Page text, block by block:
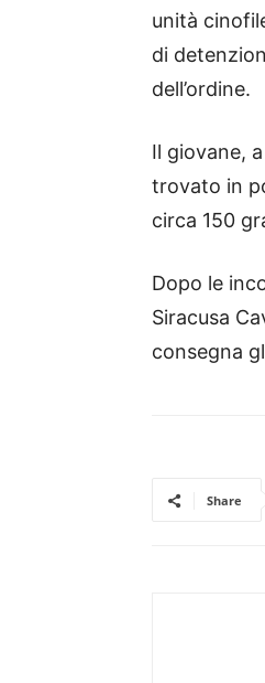
unità
di
dell’ordine.
Il giovane,
trovato in
circa 150
Dopo le
Siracusa
consegna
Share